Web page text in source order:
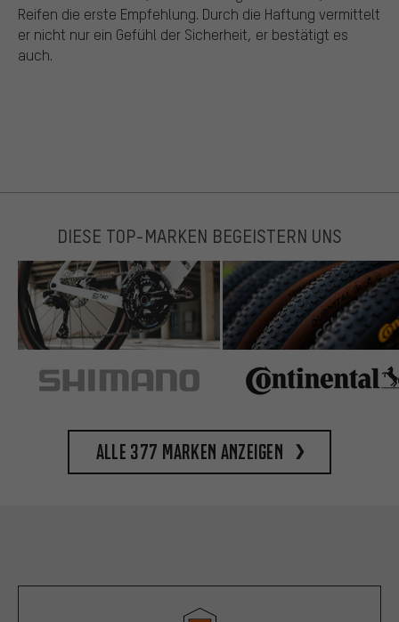
Reifen die erste Empfehlung. Durch die Haftung vermittelt
er nicht nur ein Gefühl der Sicherheit, er bestätigt es
auch.
DIESE TOP-MARKEN BEGEISTERN UNS
Alle 377 Marken anzeigen